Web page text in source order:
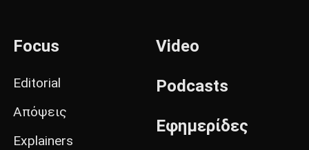
Focus
Editorial
Απόψεις
Explainers
Video
Podcasts
Εφημερίδες